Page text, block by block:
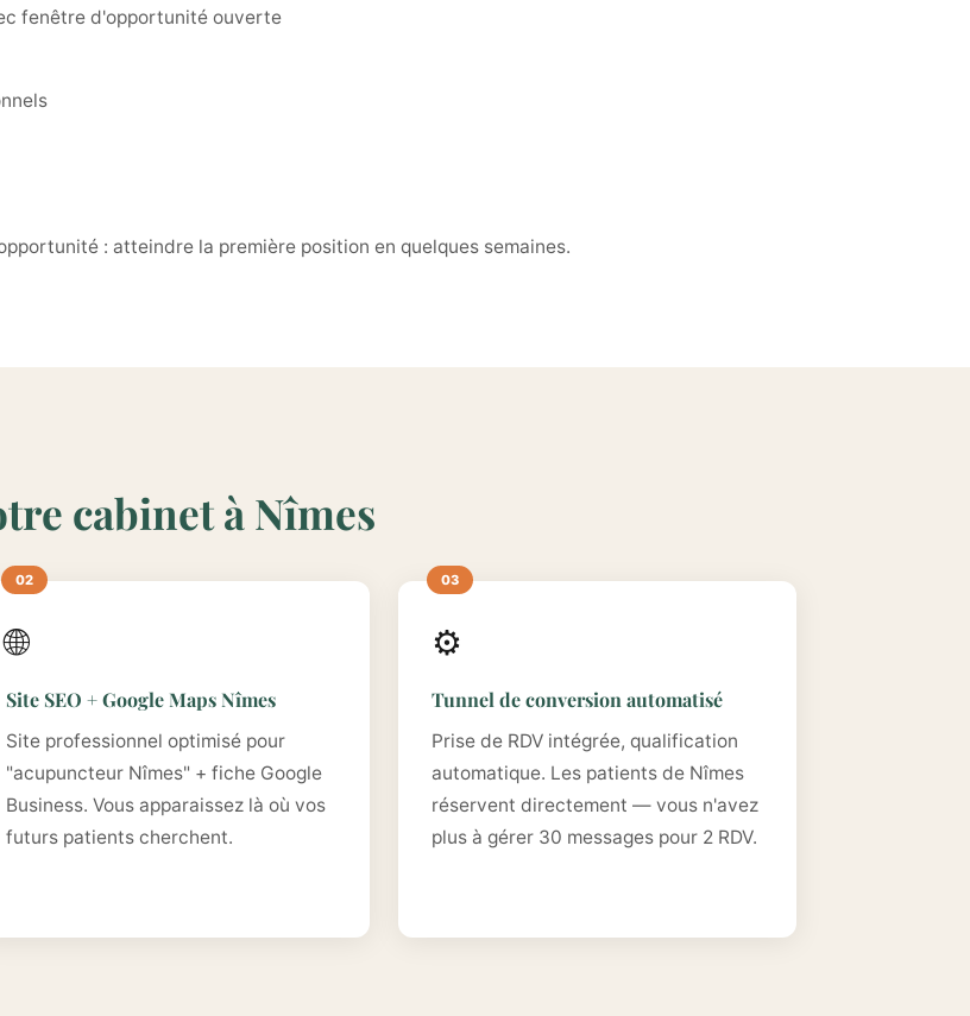
fenêtre d'opportunité ouverte
: atteindre la première position en quelques semaines.
cabinet à Nîmes
🌐
Site SEO + Google Maps Nîmes
Site professionnel optimisé pour
"acupuncteur Nîmes" + fiche Google
Business. Vous apparaissez là où vos
futurs patients cherchent.
⚙️
Tunnel de conversion automatisé
Prise de RDV intégrée, qualification
automatique. Les patients de Nîmes
réservent directement — vous n'avez
plus à gérer 30 messages pour 2 RDV.